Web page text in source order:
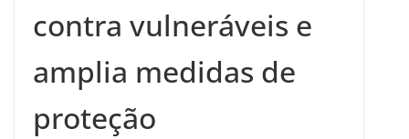
contra vulneráveis e
amplia medidas de
proteção